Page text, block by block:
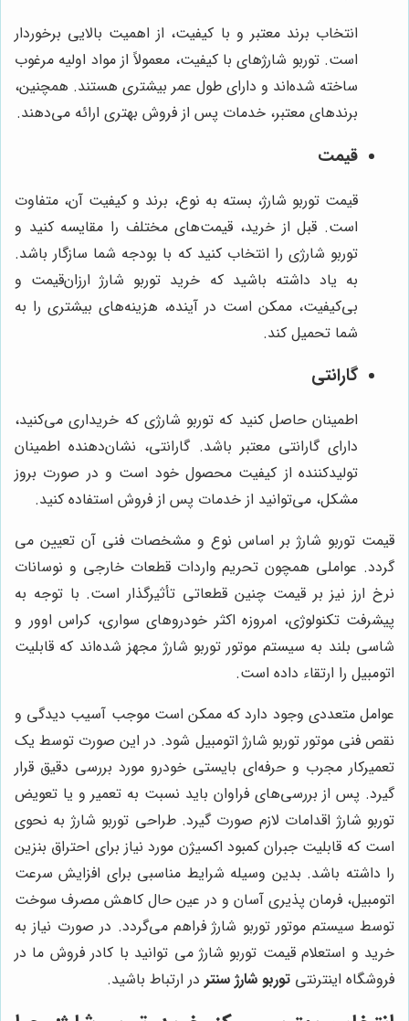
انتخاب برند معتبر و با کیفیت، از اهمیت بالایی برخوردار
است. توربو شارژهای با کیفیت، معمولاً از مواد اولیه مرغوب
ساخته شده‌اند و دارای طول عمر بیشتری هستند. همچنین،
برندهای معتبر، خدمات پس از فروش بهتری ارائه می‌دهند.
قیمت
قیمت توربو شارژ، بسته به نوع، برند و کیفیت آن، متفاوت
است. قبل از خرید، قیمت‌های مختلف را مقایسه کنید و
توربو شارژی را انتخاب کنید که با بودجه شما سازگار باشد.
به یاد داشته باشید که خرید توربو شارژ ارزان‌قیمت و
بی‌کیفیت، ممکن است در آینده، هزینه‌های بیشتری را به
شما تحمیل کند.
گارانتی
اطمینان حاصل کنید که توربو شارژی که خریداری می‌کنید،
دارای گارانتی معتبر باشد. گارانتی، نشان‌دهنده اطمینان
تولیدکننده از کیفیت محصول خود است و در صورت بروز
مشکل، می‌توانید از خدمات پس از فروش استفاده کنید.
قیمت توربو شارژ بر اساس نوع و مشخصات فنی آن تعیین می
گردد. عواملی همچون تحریم واردات قطعات خارجی و نوسانات
نرخ ارز نیز بر قیمت چنین قطعاتی تأثیرگذار است. با توجه به
پیشرفت تکنولوژی، امروزه اکثر خودروهای سواری، کراس اوور و
شاسی بلند به سیستم موتور توربو شارژ مجهز شده‌اند که قابلیت
اتومبیل را ارتقاء داده است.
عوامل متعددی وجود دارد که ممکن است موجب آسیب دیدگی و
نقص فنی موتور توربو شارژ اتومبیل شود. در این صورت توسط یک
تعمیرکار مجرب و حرفه‌ای بایستی خودرو مورد بررسی دقیق قرار
گیرد. پس از بررسی‌های فراوان باید نسبت به تعمیر و یا تعویض
توربو شارژ اقدامات لازم صورت گیرد. طراحی توربو شارژ به نحوی
است که قابلیت جبران کمبود اکسیژن مورد نیاز برای احتراق بنزین
را داشته باشد. بدین وسیله شرایط مناسبی برای افزایش سرعت
اتومبیل، فرمان پذیری آسان و در عین حال کاهش مصرف سوخت
توسط سیستم موتور توربو شارژ فراهم می‌گردد. در صورت نیاز به
خرید و استعلام قیمت توربو شارژ می توانید با کادر فروش ما در
فروشگاه اینترنتی توربو شارژ سنتر در ارتباط باشید.